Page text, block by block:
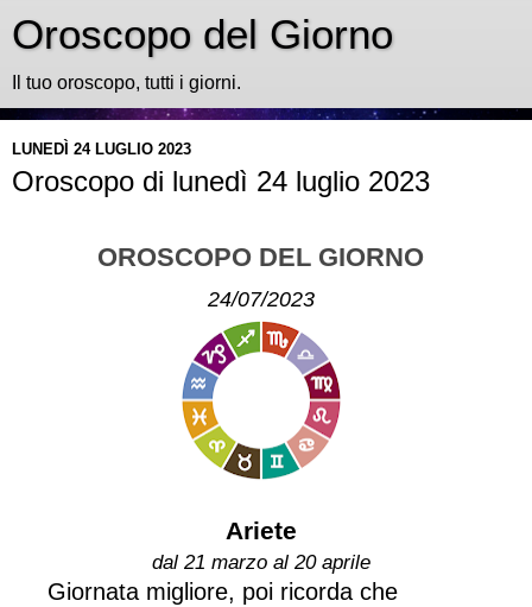
Oroscopo del Giorno
Il tuo oroscopo, tutti i giorni.
LUNEDÌ 24 LUGLIO 2023
Oroscopo di lunedì 24 luglio 2023
OROSCOPO DEL GIORNO
24/07/2023
Ariete
dal 21 marzo al 20 aprile
Giornata migliore, poi ricorda che